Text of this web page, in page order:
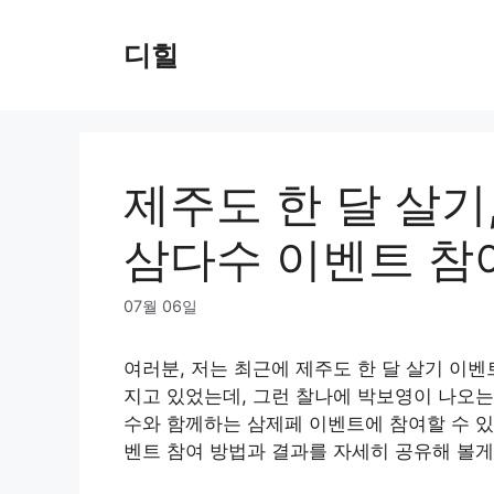
디힐
제주도 한 달 살
삼다수 이벤트 참
07월 06일
여러분, 저는 최근에 제주도 한 달 살기 이
지고 있었는데, 그런 찰나에 박보영이 나오
수와 함께하는 삼제페 이벤트에 참여할 수
벤트 참여 방법과 결과를 자세히 공유해 볼